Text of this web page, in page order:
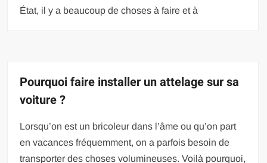
État, il y a beaucoup de choses à faire et à
Pourquoi faire installer un attelage sur sa
voiture ?
Lorsqu’on est un bricoleur dans l’âme ou qu’on part
en vacances fréquemment, on a parfois besoin de
transporter des choses volumineuses. Voilà pourquoi,